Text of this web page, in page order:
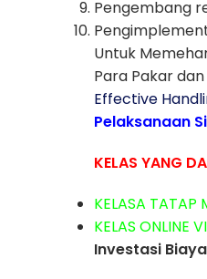
Pengembang
Untuk
Para Pakar
Effective
Pelaksanaan
KELAS YANG
KELASA TATAP
KELAS ONLINE
Investasi Biaya